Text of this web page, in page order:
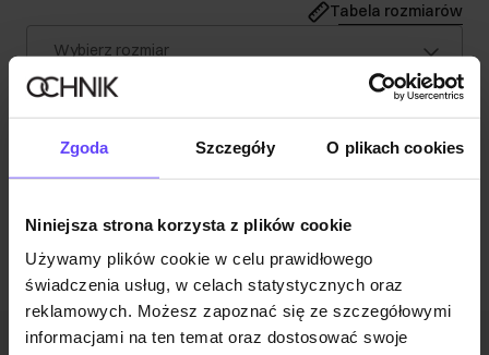
Zgoda Szczegóły O plikach cookies
Niniejsza strona korzysta z plików cookie
Używamy plików cookie w celu prawidłowego
świadczenia usług, w celach statystycznych oraz
reklamowych. Możesz zapoznać się ze szczegółowymi
informacjami na ten temat oraz dostosować swoje
Tabela rozmiarów
Wybierz rozmiar
Nasza modelka ma 172 cm wzrostu i nosi rozmiar XS.